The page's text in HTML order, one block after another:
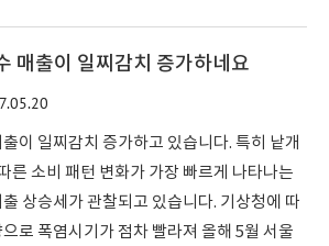
매출이 일찌감치 증가하네요
이 일찌감치 증가하고 있습니다. 특히 낱개
른 소비 패턴 변화가 가장 빠르게 나타나는
상승세가 관찰되고 있습니다. 기상청에 따
로 폭염시기가 점차 빨라져 올해 5월 서울